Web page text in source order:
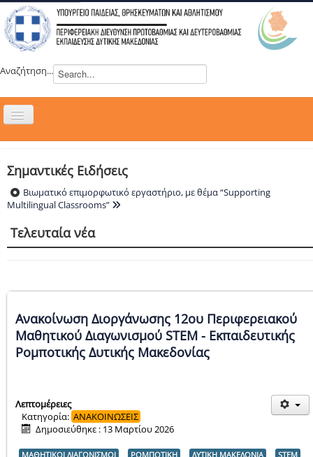
Αναζήτηση...
Εναλλαγή
ΝΕΑ
ΣΥΜΒΟΥΛΙΑ
ΕΥΡΩΠΑΪΚΑ ΠΡΟΓΡΑΜΜΑΤΑ
ΜΑΘΗΤΕΙΑ
ΕΞ ΑΠΟΣΤΑΣΕΩΣ ΕΚΠΑΙΔΕΥΣΗ
Σημαντικές Ειδήσεις
Βιωματικό επιμορφωτικό εργαστήριο, με θέμα “Supporting
Multilingual Classrooms”
Τελευταία νέα
Ανακοίνωση Διοργάνωσης 12ου Περιφερειακού
Μαθητικού Διαγωνισμού STEM - Εκπαιδευτικής
Ρομποτικής Δυτικής Μακεδονίας
Λεπτομέρειες
Κατηγορία: ΑΝΑΚΟΙΝΩΣΕΙΣ
Δημοσιεύθηκε : 13 Μαρτίου 2026
ΜΑΘΗΤΙΚΟΙ ΔΙΑΓΩΝΙΣΜΟΙ ΡΟΜΠΟΤΙΚΗ ΔΥΤΙΚΗ ΜΑΚΕΔΟΝΙΑ STEM